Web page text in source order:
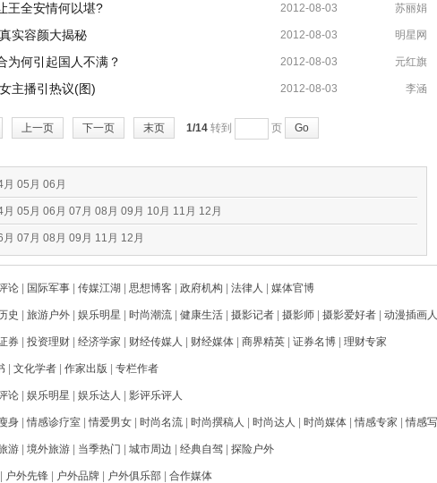
苏丽娟
2012-08-03
王全安情何以堪?
明星网
2012-08-03
实容颜大揭秘
元红旗
2012-08-03
为何引起国人不满？
李涵
2012-08-03
主播引热议(图)
上一页 下一页 末页 1/14转到 页 Go
月 05月 06月
月 05月 06月 07月 08月 09月 10月 11月 12月
月 07月 08月 09月 11月 12月
论 | 国际军事 | 传媒江湖 | 思想博客 | 政府机构 | 法律人 | 媒体官博
史 | 旅游户外 | 娱乐明星 | 时尚潮流 | 健康生活 | 摄影记者 | 摄影师 | 摄影爱好者 | 动漫插画人
券 | 投资理财 | 经济学家 | 财经传媒人 | 财经媒体 | 商界精英 | 证券名博 | 理财专家
| 文化学者 | 作家出版 | 专栏作者
论 | 娱乐明星 | 娱乐达人 | 影评乐评人
身 |情感诊疗室 |情爱男女 | 时尚名流 | 时尚撰稿人 | 时尚达人 | 时尚媒体 |情感专家 |情感
游 | 境外旅游 | 当季热门 | 城市周边 | 经典自驾 | 探险户外
| 户外先锋 | 户外品牌 | 户外俱乐部 | 合作媒体